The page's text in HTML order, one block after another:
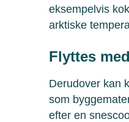
eksempelvis
arktiske
Flyttes
Derudover kan
som
efter en